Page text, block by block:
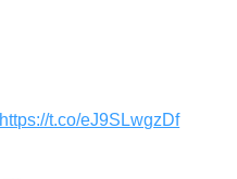
https://t.co/eJ9SLwgzDf